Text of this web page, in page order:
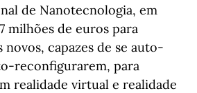
de Nanotecnologia, em
milhões de euros para
capazes de se auto-
reconfigurarem, para
realidade virtual e realidade